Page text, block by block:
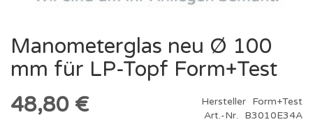
Zum
Anfang
der
springen
Manometerglas neu Ø 100
mm für LP-Topf Form+Test
48,80 €
Hersteller Form+Test
Art.-Nr.
B3010E34A